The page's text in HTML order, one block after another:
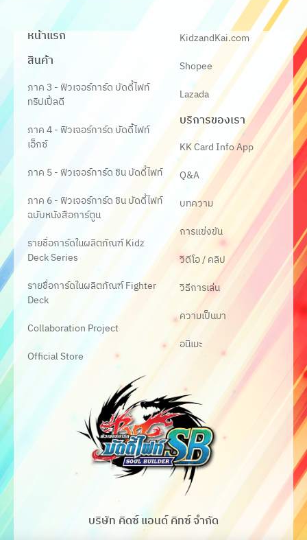
หน้าแรก
สินค้า
ภาค 3 - ฟิวเจอร์การ์ด บัดดี้ไฟท์
ทริปเปิ้ลดี
ภาค 4 - ฟิวเจอร์การ์ด บัดดี้ไฟท์
เอ็กซ์
ภาค 5 - ฟิวเจอร์การ์ด ชิน บัดดี้ไฟท์
ภาค 6 - ฟิวเจอร์การ์ด ชิน บัดดี้ไฟท์
ฉบับหนังสือการ์ตูน
รายชื่อการ์ดในผลิตภัณฑ์ Kidz
Deck Series
รายชื่อการ์ดในผลิตภัณฑ์ Fighter
Deck
Collaboration Project
Official Store
KidzandKai.com
Shopee
Lazada
บริการของเรา
KK Card Info App
Q&A
บทความ
การแข่งขัน
วิดีโอ / คลิป
วิธีการเล่น
ความเป็นมา
อนิเมะ
บริษัท คิดซ์ แอนด์ คิทซ์ จำกัด